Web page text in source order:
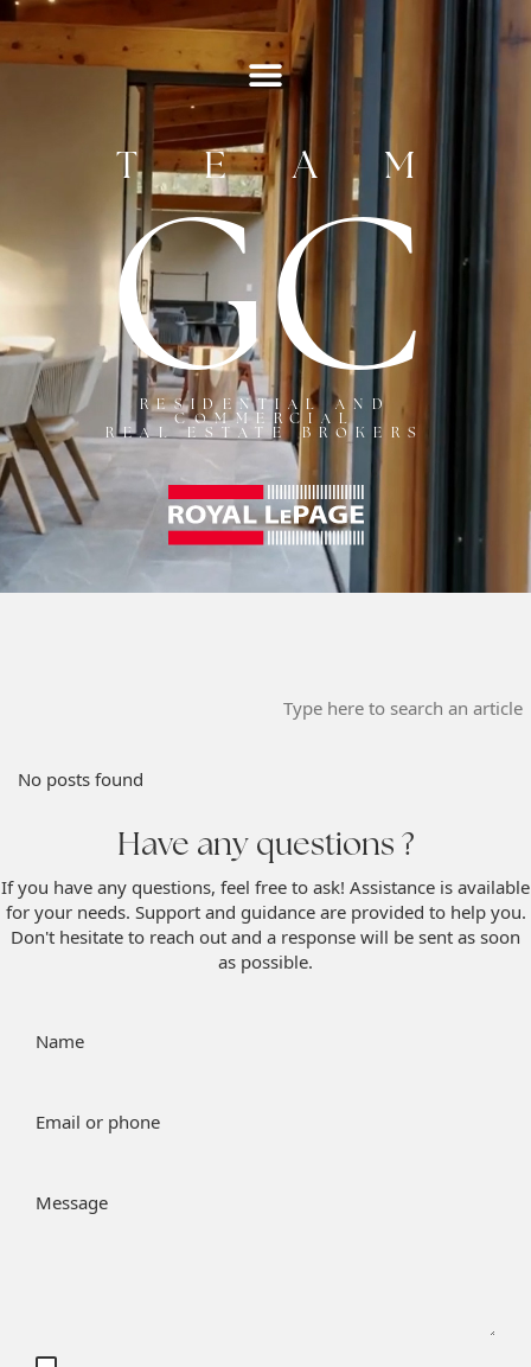
TEAM
GC
RESIDENTIAL AND
COMMERCIAL
REAL ESTATE BROKERS
No posts found
Have any questions ?
If you have any questions, feel free to ask! Assistance is available
for your needs. Support and guidance are provided to help you.
Don't hesitate to reach out and a response will be sent as soon
as possible.
Name
Email or phone
Message